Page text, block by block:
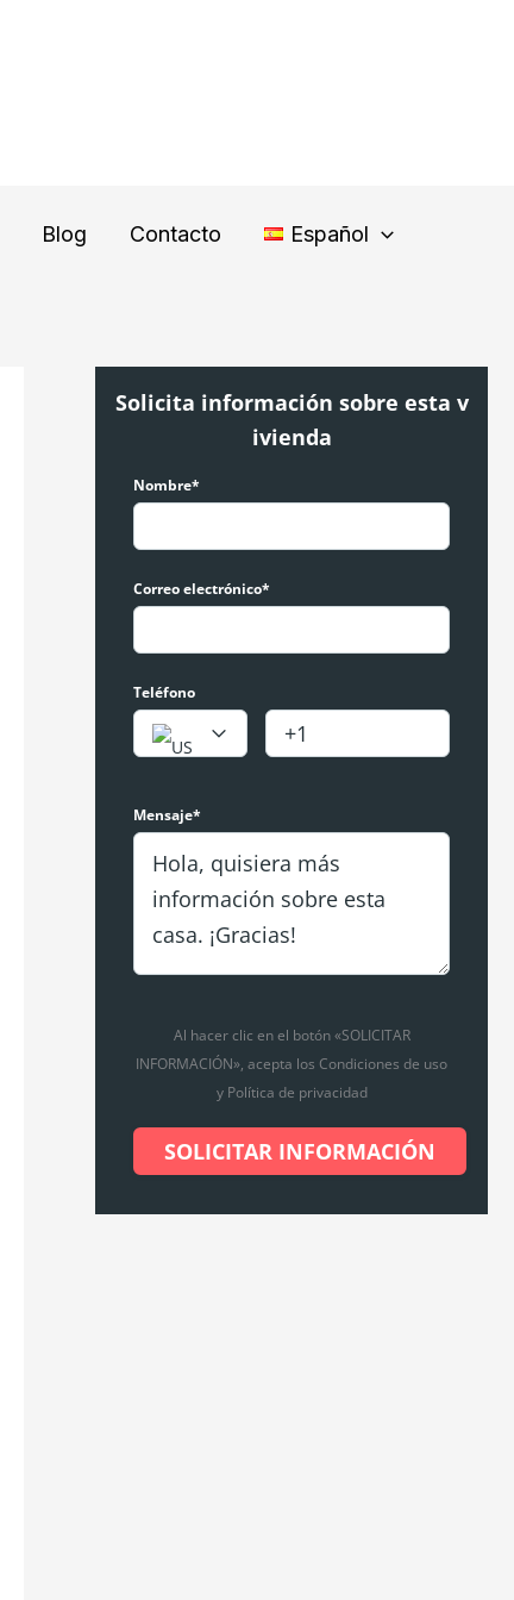
Blog Contacto Español
Solicita información sobre esta v
ivienda
Nombre*
Correo electrónico*
Teléfono
Mensaje*
Al hacer clic en el botón «SOLICITAR
INFORMACIÓN», acepta los Condiciones de uso
y Política de privacidad
SOLICITAR INFORMACIÓN